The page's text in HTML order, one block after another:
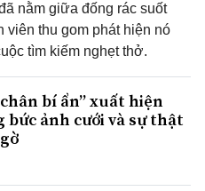
nằm giữa đống rác suốt
thu gom phát hiện nó
tìm kiếm nghẹt thở.
bí ẩn” xuất hiện
bức ảnh cưới và sự thật